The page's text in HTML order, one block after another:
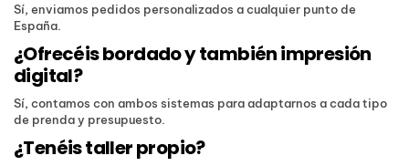
Sí, enviamos pedidos personalizados a cualquier punto de
España.
¿Ofrecéis bordado y también impresión
digital?
Sí, contamos con ambos sistemas para adaptarnos a cada tipo
de prenda y presupuesto.
¿Tenéis taller propio?